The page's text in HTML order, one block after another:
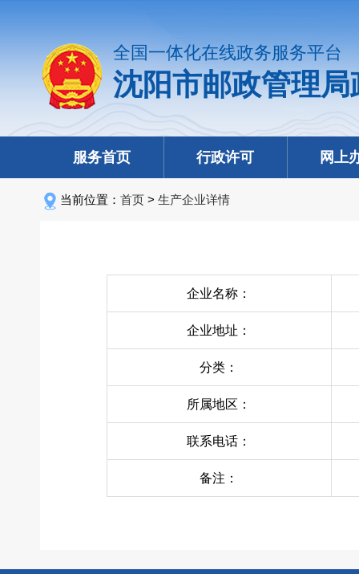
全国一体化在线政务服务平台
沈阳市邮政管理
服务首页 行政许可 网上
当前位置： 首页 > 生产企业详情
企业名称：
企业地址：
分类：
所属地区：
联系电话：
备注：